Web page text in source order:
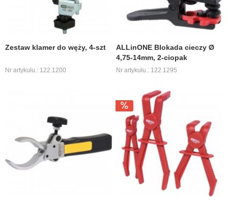
Zestaw klamer do węży, 4-szt
Nr artykułu.: 122.1200
ALLinONE Blokada cieczy Ø
4,75-14mm, 2-ciopak
Nr artykułu.: 122.1295